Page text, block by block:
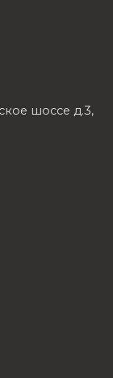
шоссе д.3,